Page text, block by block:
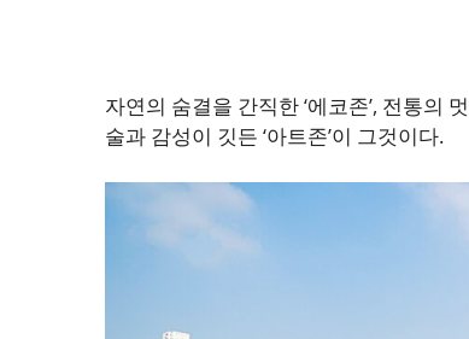
자연의 숨결을 간직한 ‘에코존’, 전통의
술과 감성이 깃든 ‘아트존’이 그것이다.